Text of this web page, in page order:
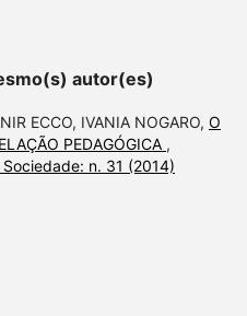
autor(es)
ECCO, IVANIA NOGARO, O
PEDAGÓGICA ,
n. 31 (2014)